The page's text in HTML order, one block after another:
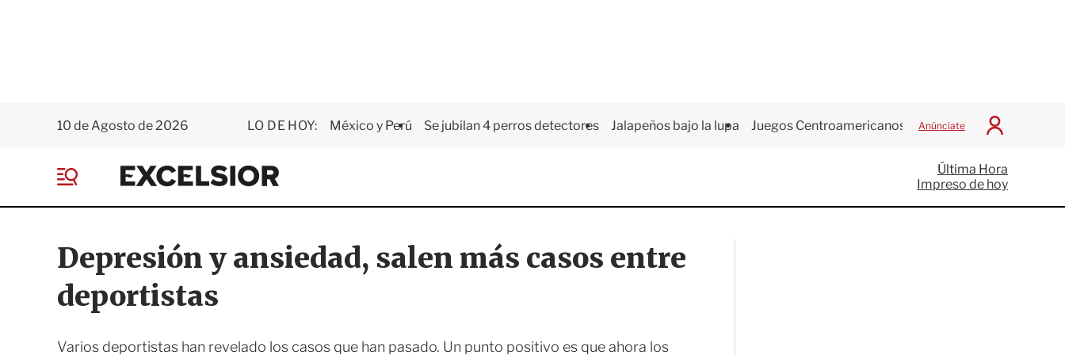
10 de Agosto de 2026 LO DE HOY: México y Perú Se jubilan 4 perros detectores Jalapeños bajo la lupa Juegos Centroamericanos Anúnciate
I
c
i
a
E
x
e
i
o
e
Última Hora
Impreso de hoy
Depresión y ansiedad, salen más casos entre
deportistas
Varios deportistas han revelado los casos que han pasado. Un punto positivo es que ahora los